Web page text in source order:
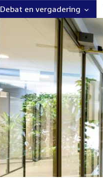
Debat en vergadering